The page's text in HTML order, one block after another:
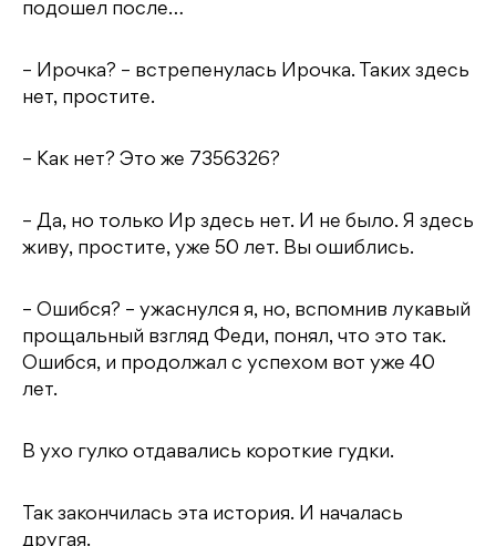
подошел после…
– Ирочка? – встрепенулась Ирочка. Таких здесь
нет, простите.
– Как нет? Это же 7356326?
– Да, но только Ир здесь нет. И не было. Я здесь
живу, простите, уже 50 лет. Вы ошиблись.
– Ошибся? – ужаснулся я, но, вспомнив лукавый
прощальный взгляд Феди, понял, что это так.
Ошибся, и продолжал с успехом вот уже 40
лет.
В ухо гулко отдавались короткие гудки.
Так закончилась эта история. И началась
другая.